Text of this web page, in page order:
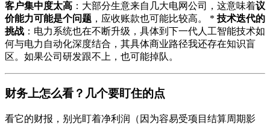
客户集中度太高 ：大部分生意来自几大电网公司，这意味着议
价能力可能是个问题 ，应收账款也可能比较高。 * 技术迭代的
挑战 ：电力系统也在不断升级，具体到下一代人工智能技术如
何与电力自动化深度结合，其具体商业路径我还存在知识盲
区。如果公司研发跟不上，也可能掉队。
财务上怎么看？几个要盯住的点
看它的财报，别光盯着净利润（因为容易受项目结算周期影